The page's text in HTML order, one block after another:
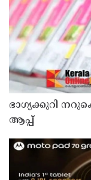
ഭാഗ്യക്കുറി
ആപ്പ്